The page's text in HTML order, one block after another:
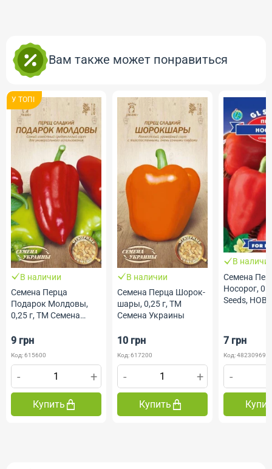
Вам также может понравиться
У ТОПI
В наличии
Семена Перца
Подарок Молдовы,
0,25 г, ТМ Семена
9 грн
Код: 615600
- +
Купить
В наличии
Семена Перца Шорок-
шары, 0,25 г, ТМ
Семена Украины
10 грн
Код: 617200
- +
Купить
В
Семена
Носорог,
Seeds,
7 грн
Код:
-